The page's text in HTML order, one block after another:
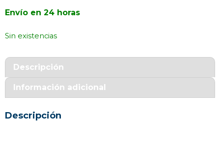
Envío en 24 horas
Sin existencias
Descripción
Información adicional
Descripción